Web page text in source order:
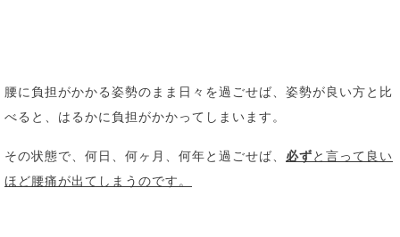
腰に負担がかかる姿勢のまま日々を過ごせば、 姿勢が良い方と比
べると、はるかに負担がかかってしまいます。
その状態で、何日、何ヶ月、何年と過ごせば、 必ずと言って良い
ほど腰痛が出てしまうのです。